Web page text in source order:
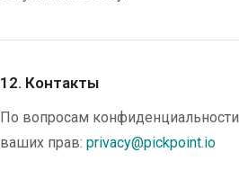
12. Контакты
По вопросам
ваших прав: privacy@pickpoint.io